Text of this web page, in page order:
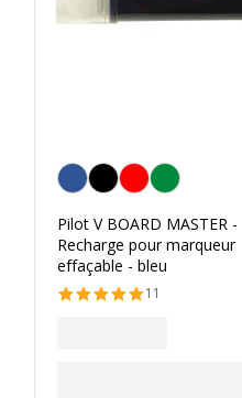
Bleu
Pilot V BOARD MASTER -
Recharge pour marqueur
effaçable - bleu
11